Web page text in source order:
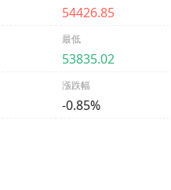
54426.85
最低
53835.02
漲跌幅
-0.85%